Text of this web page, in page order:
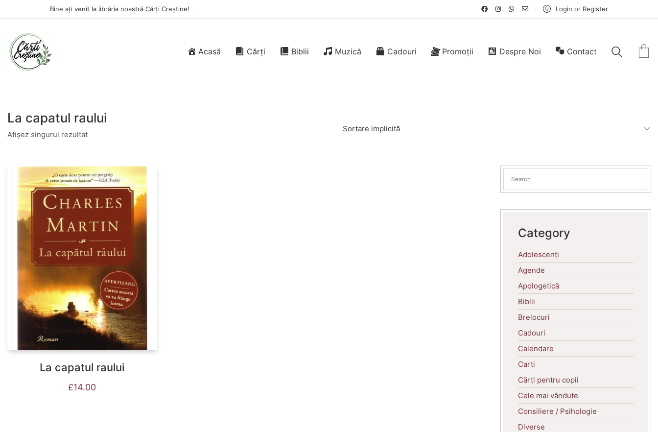
Bine ați venit la librăria noastră Cărți Creștine! Login or Register
Acasă Cărți Biblii Muzică Cadouri Promoții Despre Noi Contact
La capatul raului
Afișez singurul rezultat
Sortare implicită
La capatul raului
£14.00
Category
Adolescenți
Agende
Apologetică
Biblii
Brelocuri
Cadouri
Calendare
Carti
Cărți pentru copii
Cele mai vândute
Consiliere / Psihologie
Diverse